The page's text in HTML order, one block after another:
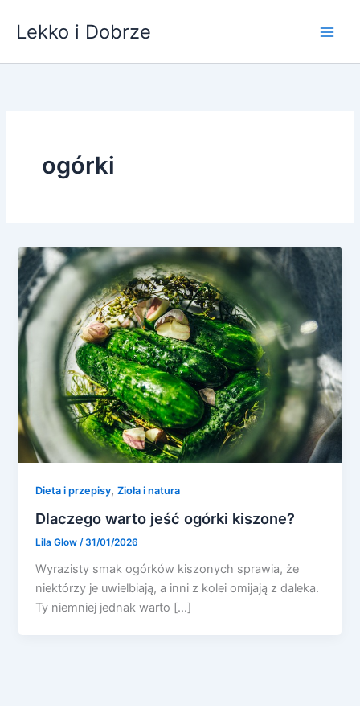
Lekko i Dobrze
ogórki
Dieta i przepisy,Zioła i natura
Dlaczego warto jeść ogórki kiszone?
Lila Glow/31/01/2026
Wyrazisty smak ogórków kiszonych sprawia, że
niektórzy je uwielbiają, a inni z kolei omijają z daleka.
Ty niemniej jednak warto […]